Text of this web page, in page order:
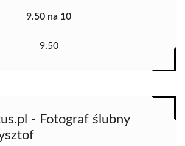
9.50 na 10
9.50
- Fotograf ślubny